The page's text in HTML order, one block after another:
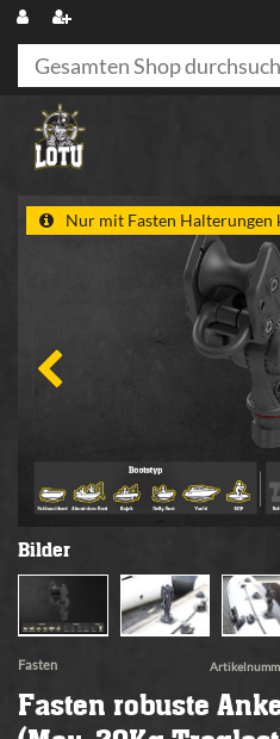
Nur mit Fasten Halterungen
Bilder
Fasten
Fasten robuste